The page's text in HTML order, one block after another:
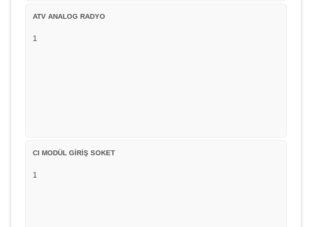
ATV ANALOG RADYO
1
CI MODÜL GİRİŞ SOKET
1